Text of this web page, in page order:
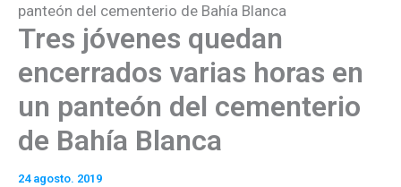
panteón del cementerio de Bahía Blanca
Tres jóvenes quedan
encerrados varias horas en
un panteón del cementerio
de Bahía Blanca
24 agosto. 2019